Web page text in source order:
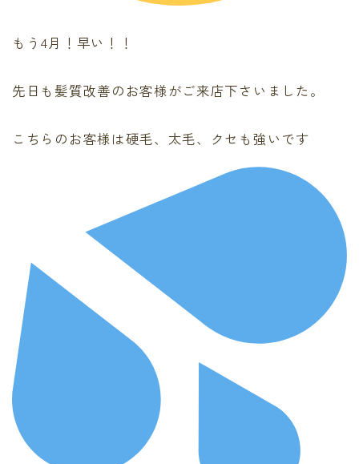
もう4月！早い！！
先日も髪質改善のお客様がご来店下さいました。
こちらのお客様は硬毛、太毛、クセも強いです